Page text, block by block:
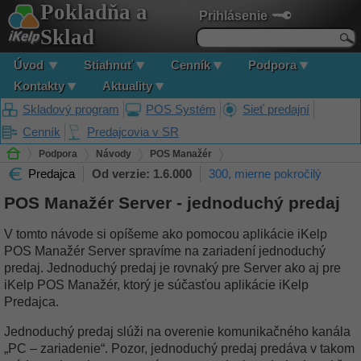
Prihlásenie
Pokladňa a
Sklad
Úvod Stiahnuť Cenník
Podpora
Kontakty
Aktuality
Skladový program
POS Systém
Sieť predajní
Cenník
Predajcovia v SR
Podpora Návody POS Manažér
POS Manažér Server - jednoduchý predaj
Predajca Od verzie: 1.6.000 300, mierne pokročilý
POS Manažér Server - jednoduchý predaj
V tomto návode si opíšeme ako pomocou aplikácie iKelp
POS Manažér Server spravíme na zariadení jednoduchý
predaj. Jednoduchý predaj je rovnaký pre Server ako aj pre
iKelp POS Manažér, ktorý je súčasťou aplikácie iKelp
Predajca.
Jednoduchý predaj slúži na overenie komunikačného kanála
„PC – zariadenie“. Pozor, jednoduchý predaj predáva v takom